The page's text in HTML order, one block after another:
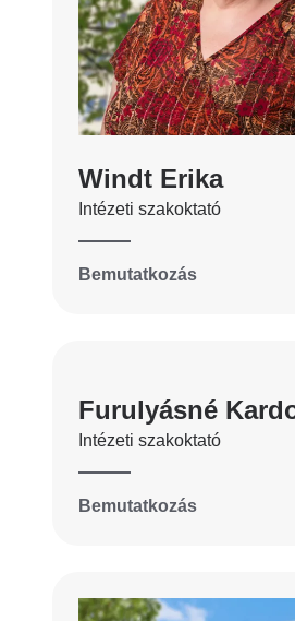
Windt Erika
Intézeti szakoktató
Bemutatkozás
Furulyásné
Intézeti szakoktató
Bemutatkozás